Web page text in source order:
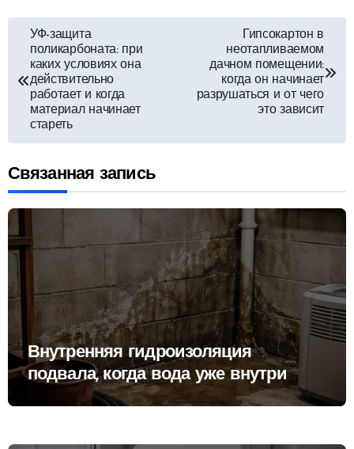
Навигация
по
записям
УФ-защита
поликарбоната: при
каких условиях она
действительно
работает и когда
материал начинает
стареть
Гипсокартон в
неотапливаемом
дачном помещении:
когда он начинает
разрушаться и от чего
это зависит
Связанная запись
Внутренняя гидроизоляция
подвала, когда вода уже внутри